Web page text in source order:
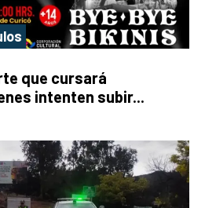
que cursará
intenten subir...